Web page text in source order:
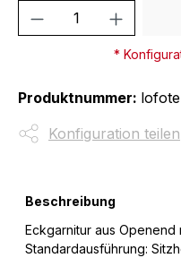
Produkt
*
Produktnummer:
Konfiguration teilen
Beschreibung
Eckgarnitur aus
Standardausführung: